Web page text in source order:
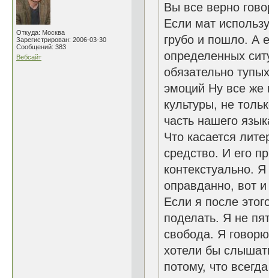
Откуда: Москва
Зарегистрирован: 2006-03-30
Сообщений: 383
Вебсайт
Вы все верно
Если мат
грубо и пошло. А
определенных
обязательно
эмоций Ну все же
культуры, не
часть нашего
Что касается
средство. И его
контекстуально.
оправданно, вот
Если я после
поделать. Я не
свобода. Я говорю
хотели бы
потому, что